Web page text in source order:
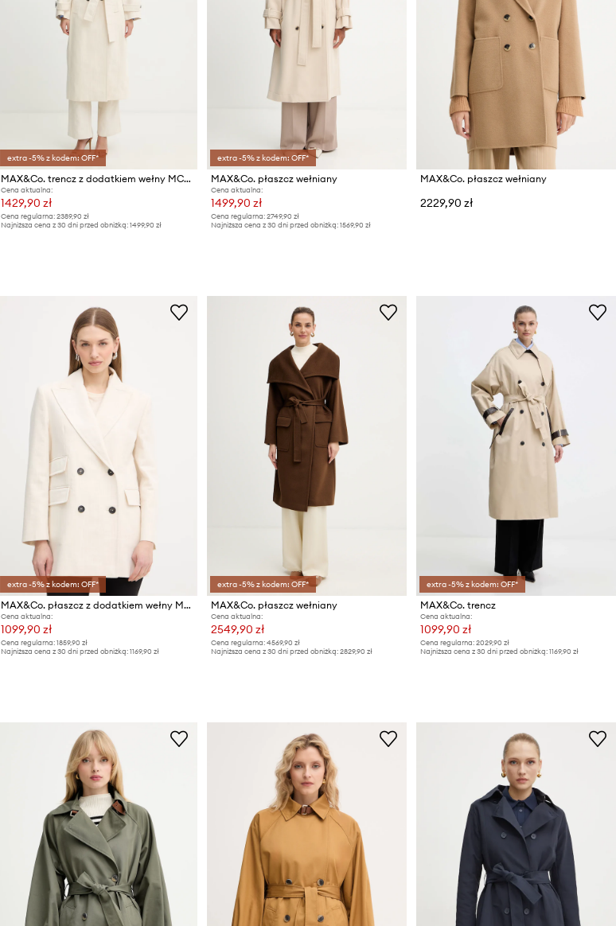
extra -5% z kodem: OFF*
MAX&Co. trencz z dodatkiem wełny MCOBAFFO
Cena aktualna:
1429,90 zł
Cena regularna: 2389,90 zł
Najniższa cena z 30 dni przed obniżką: 1499,90 zł
extra -5% z kodem: OFF*
MAX&Co. płaszcz wełniany
Cena aktualna:
1499,90 zł
Cena regularna: 2749,90 zł
Najniższa cena z 30 dni przed obniżką: 1569,90 zł
MAX&Co. płaszcz wełniany
2229,90 zł
extra -5% z kodem: OFF*
MAX&Co. płaszcz z dodatkiem wełny MCOREFOLO
Cena aktualna:
1099,90 zł
Cena regularna: 1859,90 zł
Najniższa cena z 30 dni przed obniżką: 1169,90 zł
extra -5% z kodem: OFF*
MAX&Co. płaszcz wełniany
Cena aktualna:
2549,90 zł
Cena regularna: 4569,90 zł
Najniższa cena z 30 dni przed obniżką: 2829,90 zł
extra -5% z kodem: OFF*
MAX&Co. trencz
Cena aktualna:
1099,90 zł
Cena regularna: 2029,90 zł
Najniższa cena z 30 dni przed obniżką: 1169,90 zł